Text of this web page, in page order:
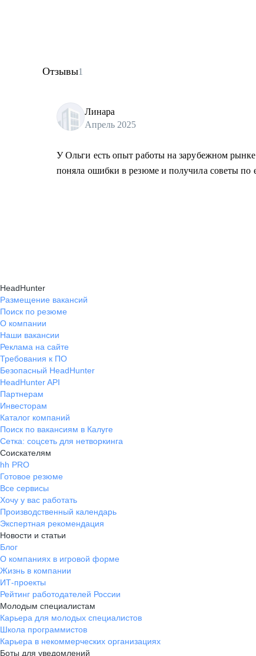
Отзывы1
Линара
Апрель 2025
У Ольги есть опыт работы на зарубежном
поняла ошибки в резюме и получила советы по
HeadHunter
Размещение вакансий
Поиск по резюме
О компании
Наши вакансии
Реклама на сайте
Требования к ПО
Безопасный HeadHunter
HeadHunter API
Партнерам
Инвесторам
Каталог компаний
Поиск по вакансиям в Калуге
Сетка: соцсеть для нетворкинга
Соискателям
hh PRO
Готовое резюме
Все сервисы
Хочу у вас работать
Производственный календарь
Экспертная рекомендация
Новости и статьи
Блог
О компаниях в игровой форме
Жизнь в компании
ИТ-проекты
Рейтинг работодателей России
Молодым специалистам
Карьера для молодых специалистов
Школа программистов
Карьера в некоммерческих организациях
Боты для уведомлений